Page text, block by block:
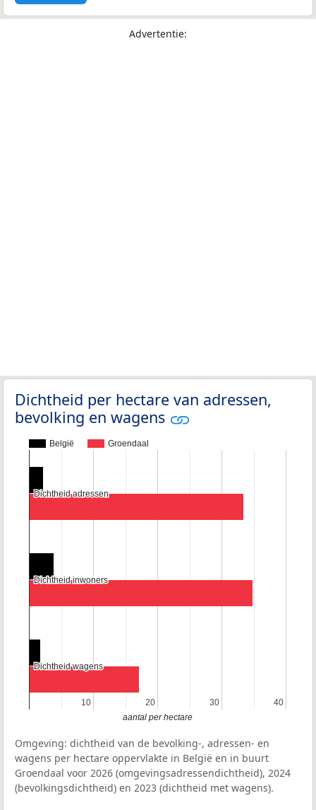
Advertentie:
Dichtheid per hectare van adressen,
bevolking en wagens
België Groendaal
10
10 20
20 30
30 40
40
Dichtheid adressen
Dichtheid adressen
Dichtheid inwoners
Dichtheid inwoners
Dichtheid wagens
Dichtheid wagens
aantal per hectare
Omgeving: dichtheid van de bevolking-, adressen- en
wagens per hectare oppervlakte in België en in buurt
Groendaal voor 2026 (omgevingsadressendichtheid), 2024
(bevolkingsdichtheid) en 2023 (dichtheid met wagens).